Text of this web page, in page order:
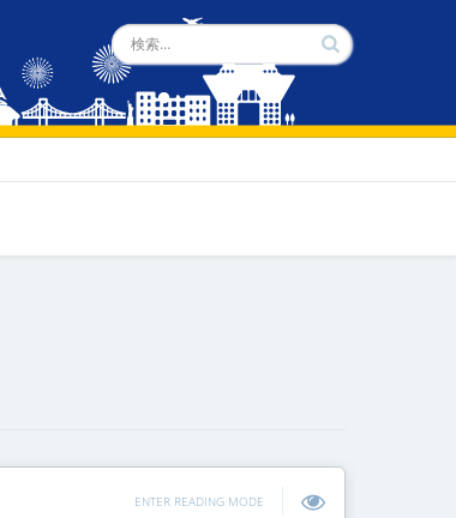
ENTER READING MODE